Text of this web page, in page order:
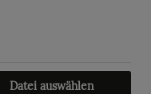
Datei auswählen